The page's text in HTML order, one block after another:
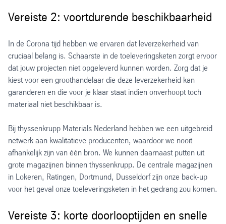
Vereiste 2: voortdurende beschikbaarheid
In de Corona tijd hebben we ervaren dat leverzekerheid van
cruciaal belang is. Schaarste in de toeleveringsketen zorgt ervoor
dat jouw projecten niet opgeleverd kunnen worden. Zorg dat je
kiest voor een groothandelaar die deze leverzekerheid kan
garanderen en die voor je klaar staat indien onverhoopt toch
materiaal niet beschikbaar is.
Bij thyssenkrupp Materials Nederland hebben we een uitgebreid
netwerk aan kwalitatieve producenten, waardoor we nooit
afhankelijk zijn van één bron. We kunnen daarnaast putten uit
grote magazijnen binnen thyssenkrupp. De centrale magazijnen
in Lokeren, Ratingen, Dortmund, Dusseldorf zijn onze back-up
voor het geval onze toeleveringsketen in het gedrang zou komen.
Vereiste 3: korte doorlooptijden en snelle